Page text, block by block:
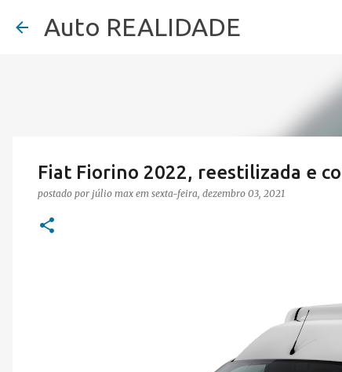
Auto REALIDADE
Fiat Fiorino 2022, reestilizada e
postado por júlio max em sexta-feira, dezembro 03, 2021